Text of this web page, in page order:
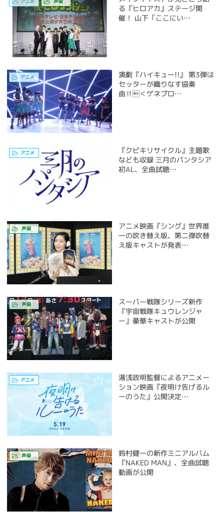
る『ヒロアカ』ステージ開
催！ 山下「ここにい…
演劇『ハイキュー!!』 第3弾は
セッターが織りなす協奏
曲‼＜ゲネプロ…
『クビキリサイクル』主題歌
なども収録 三月のパンタシア
初AL、全曲試聴…
アニメ映画『シング』世界唯
一の吹き替え版、第二弾吹替
え版キャストが発表…
スーパー戦隊シリーズ新作
『宇宙戦隊キュウレンジャ
ー』豪華キャストが公開
湯浅政明監督によるアニメー
ション映画『夜明け告げるル
ーのうた』公開決定…
鈴村健一の新作ミニアルバム
『NAKED MAN』、全曲試聴
動画が公開